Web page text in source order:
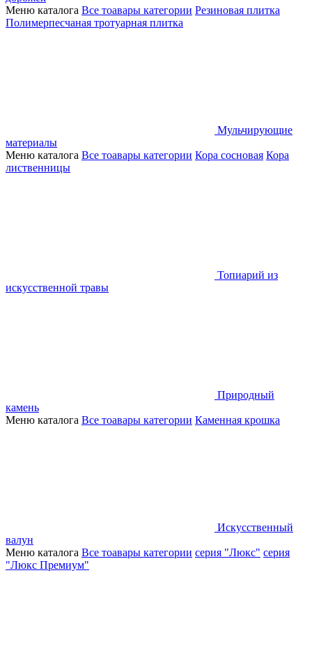
Меню каталога Все тоавары категории Резиновая плитка
Полимерпесчаная тротуарная плитка
Мульчирующие
материалы
Меню каталога Все тоавары категории Кора сосновая Кора
лиственницы
Топиарий из
искусственной травы
Природный
камень
Меню каталога Все тоавары категории Каменная крошка
Искусственный
валун
Меню каталога Все тоавары категории серия "Люкс" серия
"Люкс Премиум"